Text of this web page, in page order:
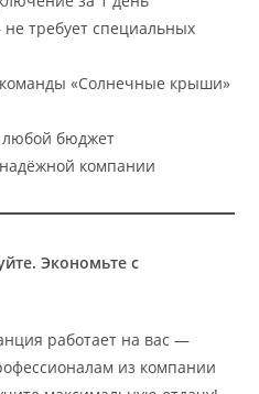
требует специальных
«Солнечные крыши»
бюджет
компании
Экономьте с
работает на вас —
из компании